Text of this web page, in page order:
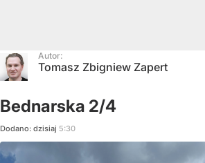
Autor:
Tomasz Zbigniew Zapert
Bednarska 2/4
Dodano: dzisiaj 5:30